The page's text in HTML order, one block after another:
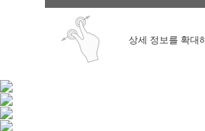
상세 정보를 확대